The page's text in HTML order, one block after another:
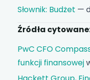
Słownik: Budżet —
Źródła
PwC CFO
funkcji finansowej